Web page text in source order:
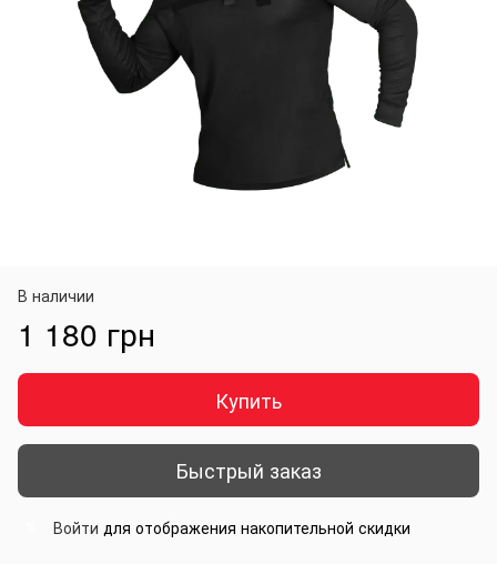
В наличии
1 180 грн
Купить
Быстрый заказ
Войти для отображения накопительной скидки